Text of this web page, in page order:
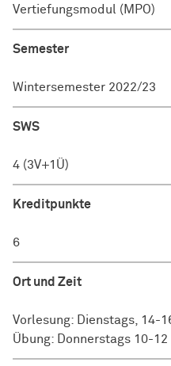
Vertiefungsmodul (MPO)
Semester
Wintersemester 2022/23
SWS
4 (3V+1Ü)
Kreditpunkte
6
Ort und Zeit
Vorlesung: Dienstags, 14-
Übung: Donnerstags 10-